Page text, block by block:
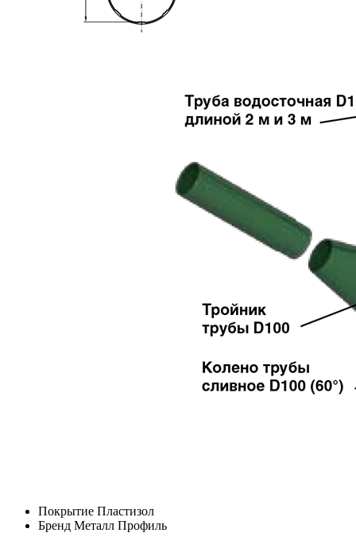
Покрытие Пластизол
Бренд Металл Профиль